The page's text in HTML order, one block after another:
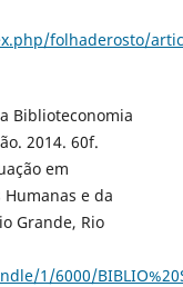
folhaderosto/
Biblioteconomia
2014. 60f.
em
e da
Grande, Rio
1/6000/